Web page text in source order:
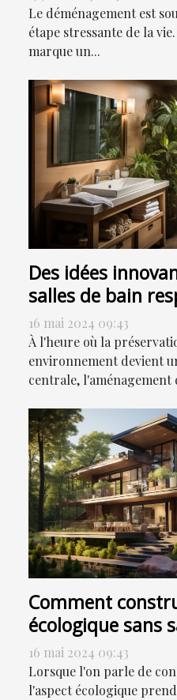
Le déménagement est
étape stressante de la
marque un...
Des idées
salles de bain
l'environnement
16 mai 2024 09:43
À l'heure où la
environnement devient
centrale, l'aménagement
Comment
écologique sans
16 mai 2024 09:43
Lorsque l'on parle de
l'aspect écologique